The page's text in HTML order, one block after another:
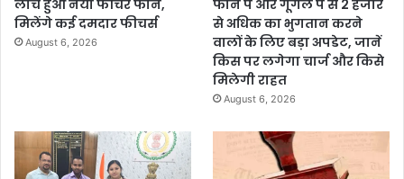
लांच हुआ नया फीचर फोन,
मिलेंगे कई दमदार फीचर्स
August 6, 2026
फोन पे और गूगल पे से 2 हजार
से अधिक का भुगतान करने
वालों के लिए बड़ा अपडेट, जानें
किस पर लगेगा चार्ज और किसे
मिलेगी राहत
August 6, 2026